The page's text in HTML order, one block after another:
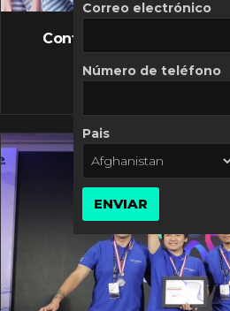
FLASH NEWS
Controversia de
10 MARZO,
Correo electrónico
Número de teléfono
Pais
ENVIAR